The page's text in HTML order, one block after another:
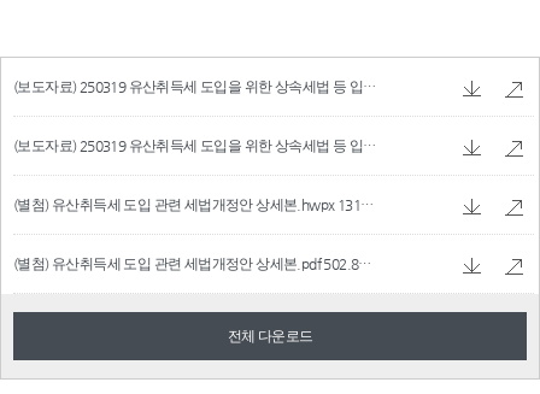
(보도자료) 250319 유산취득세 도입을 위한 상속세법 등 입법예고.hwpx 566.27 KB
(보도자료) 250319 유산취득세 도입을 위한 상속세법 등 입법예고.pdf 139.92 KB
(별첨) 유산취득세 도입 관련 세법개정안 상세본.hwpx 131.08 KB
(별첨) 유산취득세 도입 관련 세법개정안 상세본.pdf502.88 KB
전체 다운로드